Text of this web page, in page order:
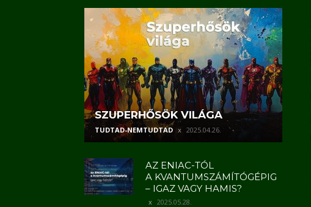
SZUPERHŐSÖK VILÁGA
TUDTAD-NEMTUDTAD 2025.04.26.
AZ ENIAC-TÓL
A KVANTUMSZÁMÍTÓGÉPIG
– IGAZ VAGY HAMIS?
2025.05.28.